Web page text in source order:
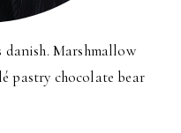
Marshmallow
pastry chocolate bear